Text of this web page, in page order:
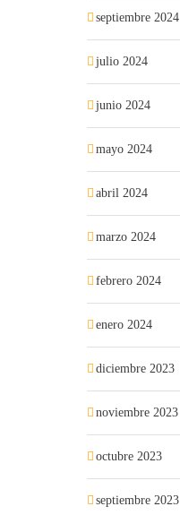
septiembre 2024
julio 2024
junio 2024
mayo 2024
abril 2024
marzo 2024
febrero 2024
enero 2024
diciembre 2023
noviembre 2023
octubre 2023
septiembre 2023